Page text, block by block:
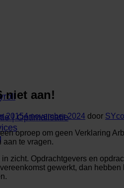
| Optimalisatie
niet aan!
20154 november 2024 door
oproep om geen Verklaring
aan te vragen.
zicht. Opdrachtgevers en
gewerkt, dan